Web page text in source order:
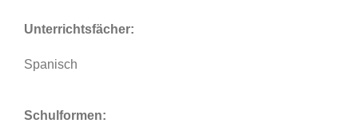
Unterrichtsfächer:
Spanisch
Schulformen: